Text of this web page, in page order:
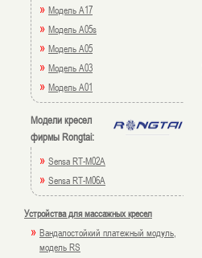
» Модель A17
» Модель A05s
» Модель A05
» Модель A03
» Модель A01
Модели кресел
фирмы Rongtai:
» Sensa RT-M02A
» Sensa RT-M06A
Устройства для массажных кресел
» Вандалостойкий платежный модуль,
модель RS